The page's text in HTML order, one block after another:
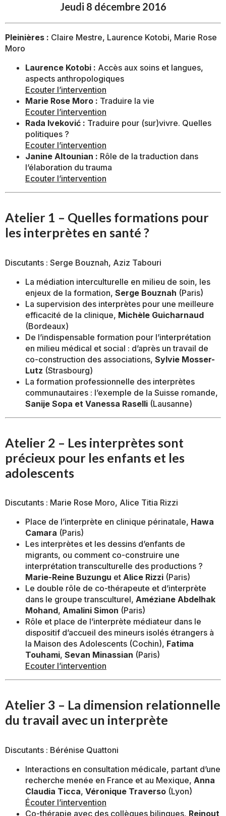
Jeudi 8 décembre 2016
Pleinières : Claire Mestre, Laurence Kotobi, Marie Rose
Moro
Laurence Kotobi : Accès aux soins et langues,
aspects anthropologiques
Ecouter l’intervention
Marie Rose Moro : Traduire la vie
Ecouter l’intervention
Rada Iveković : Traduire pour (sur)vivre. Quelles
politiques ?
Ecouter l’intervention
Janine Altounian : Rôle de la traduction dans
l’élaboration du trauma
Ecouter l’intervention
Atelier 1 – Quelles formations pour
les interprètes en santé ?
Discutants : Serge Bouznah, Aziz Tabouri
La médiation interculturelle en milieu de soin, les
enjeux de la formation, Serge Bouznah (Paris)
La supervision des interprètes pour une meilleure
efficacité de la clinique, Michèle Guicharnaud
(Bordeaux)
De l’indispensable formation pour l’interprétation
en milieu médical et social : d’après un travail de
co-construction des associations, Sylvie Mosser-
Lutz (Strasbourg)
La formation professionnelle des interprètes
communautaires : l’exemple de la Suisse romande,
Sanije Sopa et Vanessa Raselli (Lausanne)
Atelier 2 – Les interprètes sont
précieux pour les enfants et les
adolescents
Discutants : Marie Rose Moro, Alice Titia Rizzi
Place de l’interprète en clinique périnatale, Hawa
Camara (Paris)
Les interprètes et les dessins d’enfants de
migrants, ou comment co-construire une
interprétation transculturelle des productions ?
Marie-Reine Buzungu et Alice Rizzi (Paris)
Le double rôle de co-thérapeute et d’interprète
dans le groupe transculturel, Améziane Abdelhak
Mohand, Amalini Simon (Paris)
Rôle et place de l’interprète médiateur dans le
dispositif d’accueil des mineurs isolés étrangers à
la Maison des Adolescents (Cochin), Fatima
Touhami, Sevan Minassian (Paris)
Ecouter l’intervention
Atelier 3 – La dimension relationnelle
du travail avec un interprète
Discutants : Bérénise Quattoni
Interactions en consultation médicale, partant d’une
recherche menée en France et au Mexique, Anna
Claudia Ticca, Véronique Traverso (Lyon)
Écouter l’intervention
Co-thérapie avec des collègues bilingues, Reinout